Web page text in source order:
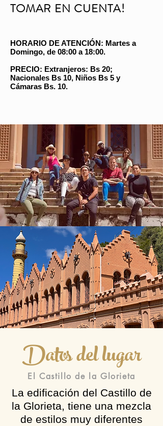
TOMAR EN CUENTA!
HORARIO DE ATENCIÓN: Martes a
Domingo, de 08:00 a 18:00.
PRECIO: Extranjeros: Bs 20;
Nacionales Bs 10, Niños Bs 5 y
Cámaras Bs. 10.
Datos del lugar
El Castillo de la Glorieta
La edificación del Castillo de
la Glorieta, tiene una mezcla
de estilos muy diferentes